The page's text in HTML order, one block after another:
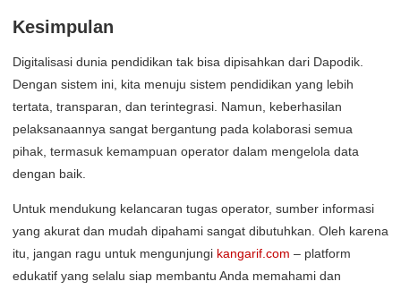
Kesimpulan
Digitalisasi dunia pendidikan tak bisa dipisahkan dari Dapodik.
Dengan sistem ini, kita menuju sistem pendidikan yang lebih
tertata, transparan, dan terintegrasi. Namun, keberhasilan
pelaksanaannya sangat bergantung pada kolaborasi semua
pihak, termasuk kemampuan operator dalam mengelola data
dengan baik.
Untuk mendukung kelancaran tugas operator, sumber informasi
yang akurat dan mudah dipahami sangat dibutuhkan. Oleh karena
itu, jangan ragu untuk mengunjungi kangarif.com – platform
edukatif yang selalu siap membantu Anda memahami dan